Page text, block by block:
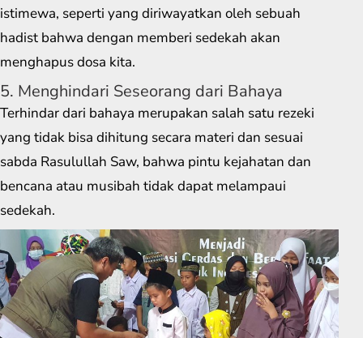
istimewa, seperti yang diriwayatkan oleh sebuah
hadist bahwa dengan memberi sedekah akan
menghapus dosa kita.
5. Menghindari Seseorang dari Bahaya
Terhindar dari bahaya merupakan salah satu rezeki
yang tidak bisa dihitung secara materi dan sesuai
sabda Rasulullah Saw, bahwa pintu kejahatan dan
bencana atau musibah tidak dapat melampaui
sedekah.